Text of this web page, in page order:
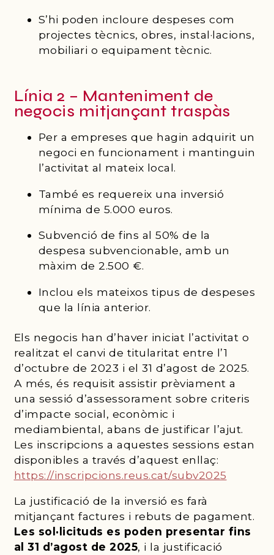
S’hi poden incloure despeses com
projectes tècnics, obres, instal·lacions,
mobiliari o equipament tècnic.
Línia 2 – Manteniment de
negocis mitjançant traspàs
Per a empreses que hagin adquirit un
negoci en funcionament i mantinguin
l’activitat al mateix local.
També es requereix una inversió
mínima de 5.000 euros.
Subvenció de fins al 50% de la
despesa subvencionable, amb un
màxim de 2.500 €.
Inclou els mateixos tipus de despeses
que la línia anterior.
Els negocis han d’haver iniciat l’activitat o
realitzat el canvi de titularitat entre l’1
d’octubre de 2023 i el 31 d’agost de 2025.
A més, és requisit assistir prèviament a
una sessió d’assessorament sobre criteris
d’impacte social, econòmic i
mediambiental, abans de justificar l’ajut.
Les inscripcions a aquestes sessions estan
disponibles a través d’aquest enllaç:
https://inscripcions.reus.cat/subv2025
La justificació de la inversió es farà
mitjançant factures i rebuts de pagament.
Les sol·licituds es poden presentar fins
al 31 d’agost de 2025, i la justificació